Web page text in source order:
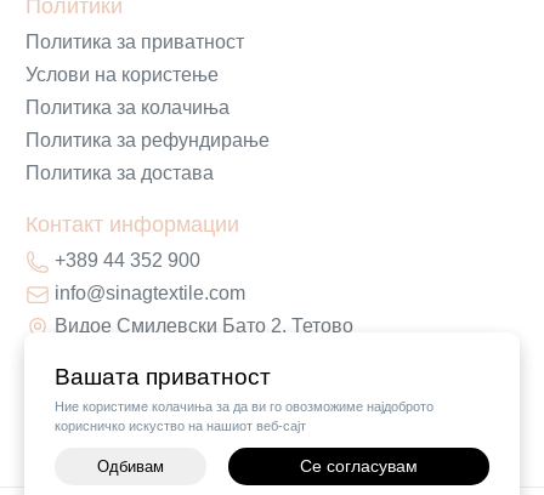
Вашата приватност
Ние користиме колачиња за да ви го овозможиме најдоброто
корисничко искуство на нашиот веб-сајт
Одбивам Се согласувам
Политики
Политика за приватност
Услови на користење
Политика за колачиња
Политика за рефундирање
Политика за достава
Контакт информации
+389 44 352 900
info@sinagtextile.com
Видое Смилевски Бато 2, Тетово